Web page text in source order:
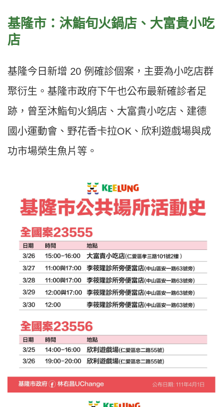
基隆市：沐鮨旬火鍋店、大富貴小吃
店
基隆今日新增 20 例確診個案，主要為小吃店群
聚衍生。基隆市政府下午也公布最新確診者足
跡，曾至沐鮨旬火鍋店、大富貴小吃店、建德
國小運動會、野花香卡拉OK、欣利遊戲場與成
功市場榮生魚片等。